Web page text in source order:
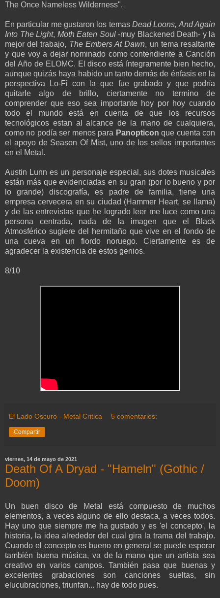
The Once Nameless Wilderness".
En particular me gustaron los temas Dead Loons, And Again
Into The Light, Moth Eaten Soul-muy Blackened Death- y la
mejor del trabajo, The Embers At Dawn, un tema resaltante
y que voy a dejar nominado como contendiente a Canción
del Año de ELOMC. El disco está íntegramente bien hecho,
aunque quizás haya habido un tanto demás de énfasis en la
perspectiva Lo-Fi con la que fue grabado y que podría
quitarle algo de brillo, ciertamente no termino de
comprender que eso sea importante hoy por hoy cuando
todo el mundo está en cuenta de que los recursos
tecnológicos estan al alcance de la mano de cualquiera,
como no podía ser menos para Panopticon que cuenta con
el apoyo de Season Of Mist, uno de los sellos importantes
en el Metal.
Austin Lunn es un personaje especial, sus dotes musicales
están más que evidenciadas en su gran (por lo bueno y por
lo grande) discografía, es padre de familia, tiene una
empresa cervecera en su ciudad (Hammer Heart, se llama)
y de las entrevistas que he logrado leer me luce como una
persona centrada, nada de la imagen que el Black
Atmosférico sugiere del hermitaño que vive en el fondo de
una cueva en un fiordo noruego. Ciertamente es de
agradecer la existencia de estos genios.
8/10
El Lado Oscuro - Metal Critica 5 comentarios:
Compartir
viernes, 14 de mayo de 2021
Death Of A Dryad - "Hameln" (Gothic /
Doom)
Un buen disco de Metal está compuesto de muchos
elementos, a veces alguno de ello destaca, a veces todos.
Hay uno que siempre me ha gustado y es 'el concepto', la
historia, la idea alrededor del cual gira la trama del trabajo.
Cuando el concepto es bueno en general se puede esperar
también buena música, va de la mano que un artista sea
creativo en varios campos. También pasa que buenas y
excelentes grabaciones son canciones sueltas, sin
elucubraciones, triunfan... hay de todo pues.